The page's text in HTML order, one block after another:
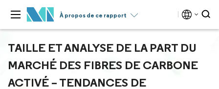
À propos de ce rapport
TAILLE ET ANALYSE DE LA PART DU
MARCHÉ DES FIBRES DE CARBONE
ACTIVÉ – TENDANCES DE